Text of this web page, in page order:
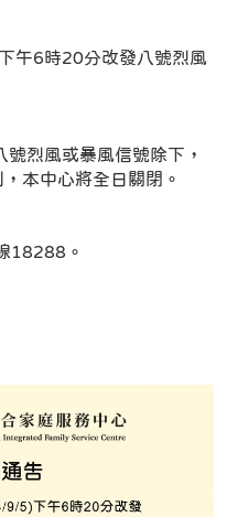
午6時20分改發八號烈風
烈風或暴風信號除下，
本中心將全日關閉。
18288。